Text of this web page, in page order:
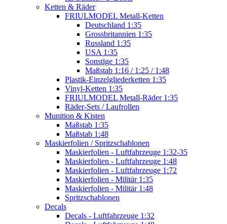
Ketten & Räder
FRIULMODEL Metall-Ketten
Deutschland 1:35
Grossbritannien 1:35
Russland 1:35
USA 1:35
Sonstige 1:35
Maßstab 1:16 / 1:25 / 1:48
Plastik-Einzelgliederketten 1:35
Vinyl-Ketten 1:35
FRIULMODEL Metall-Räder 1:35
Räder-Sets / Laufrollen
Munition & Kisten
Maßstab 1:35
Maßstab 1:48
Maskierfolien / Spritzschablonen
Maskierfolien - Luftfahrzeuge 1:32-35
Maskierfolien - Luftfahrzeuge 1:48
Maskierfolien - Luftfahrzeuge 1:72
Maskierfolien - Militär 1:35
Maskierfolien - Militär 1:48
Spritzschablonen
Decals
Decals - Luftfahrzeuge 1:32